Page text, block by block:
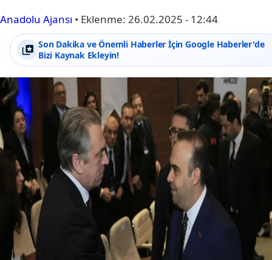
Anadolu Ajansı • Eklenme: 26.02.2025 - 12:44
Son Dakika ve Önemli Haberler İçin Google Haberler'de
Bizi Kaynak Ekleyin!